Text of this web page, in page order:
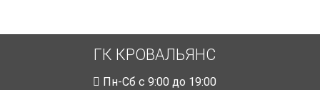
ГК КРОВАЛЬЯНС
Пн-Cб с 9:00 до 19:00